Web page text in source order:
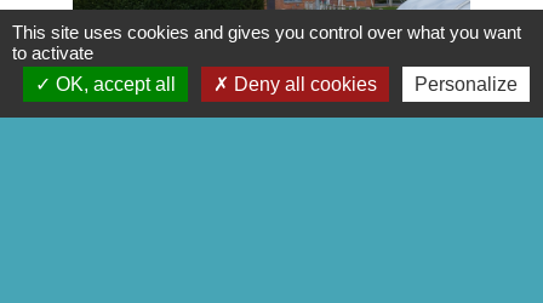
This site uses cookies and gives you control over what you want
to activate
OK, accept all
Deny all cookies Personalize